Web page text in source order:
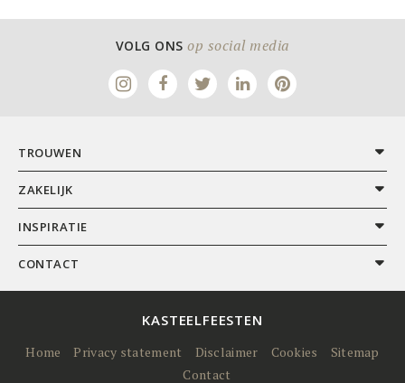
VOLG ONS op social media
TROUWEN
ZAKELIJK
INSPIRATIE
CONTACT
KASTEELFEESTEN
Home Privacy statement Disclaimer Cookies
Sitemap
Contact